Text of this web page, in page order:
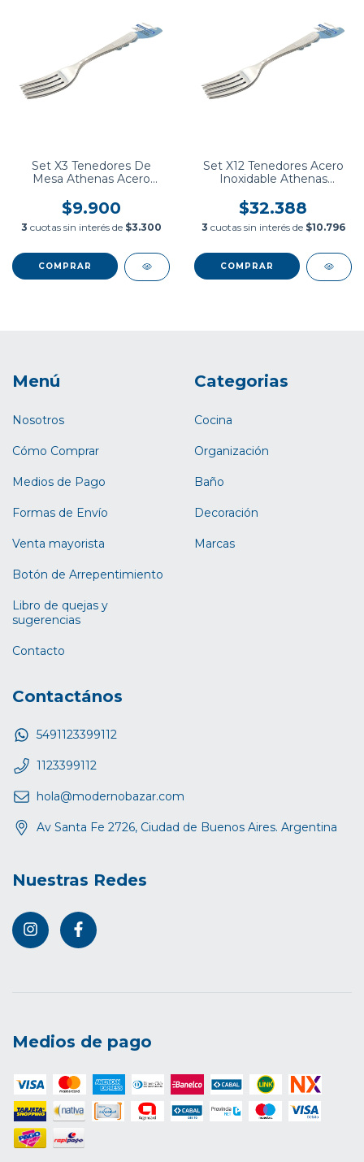
Set X3 Tenedores De
Mesa Athenas Acero
$9.900
3 cuotas sin interés de $3.300
Set X12 Tenedores Acero
Inoxidable Athenas
$32.388
3 cuotas sin interés de $10.796
Menú
Nosotros
Cómo Comprar
Medios de Pago
Formas de Envío
Venta mayorista
Botón de Arrepentimiento
Libro de quejas y
sugerencias
Contacto
Categorias
Cocina
Organización
Baño
Decoración
Marcas
Contactános
5491123399112
1123399112
hola@modernobazar.com
Av Santa Fe 2726, Ciudad de Buenos Aires. Argentina
Nuestras Redes
Medios de pago